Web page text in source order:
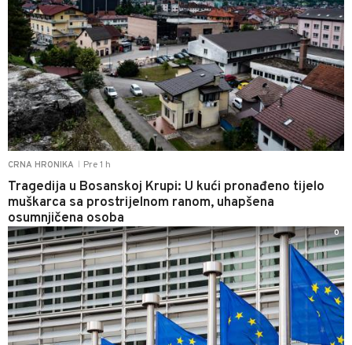
CRNA HRONIKA Pre 1 h
Tragedija u Bosanskoj Krupi: U kući pronađeno tijelo
muškarca sa prostrijelnom ranom, uhapšena
osumnjičena osoba
0